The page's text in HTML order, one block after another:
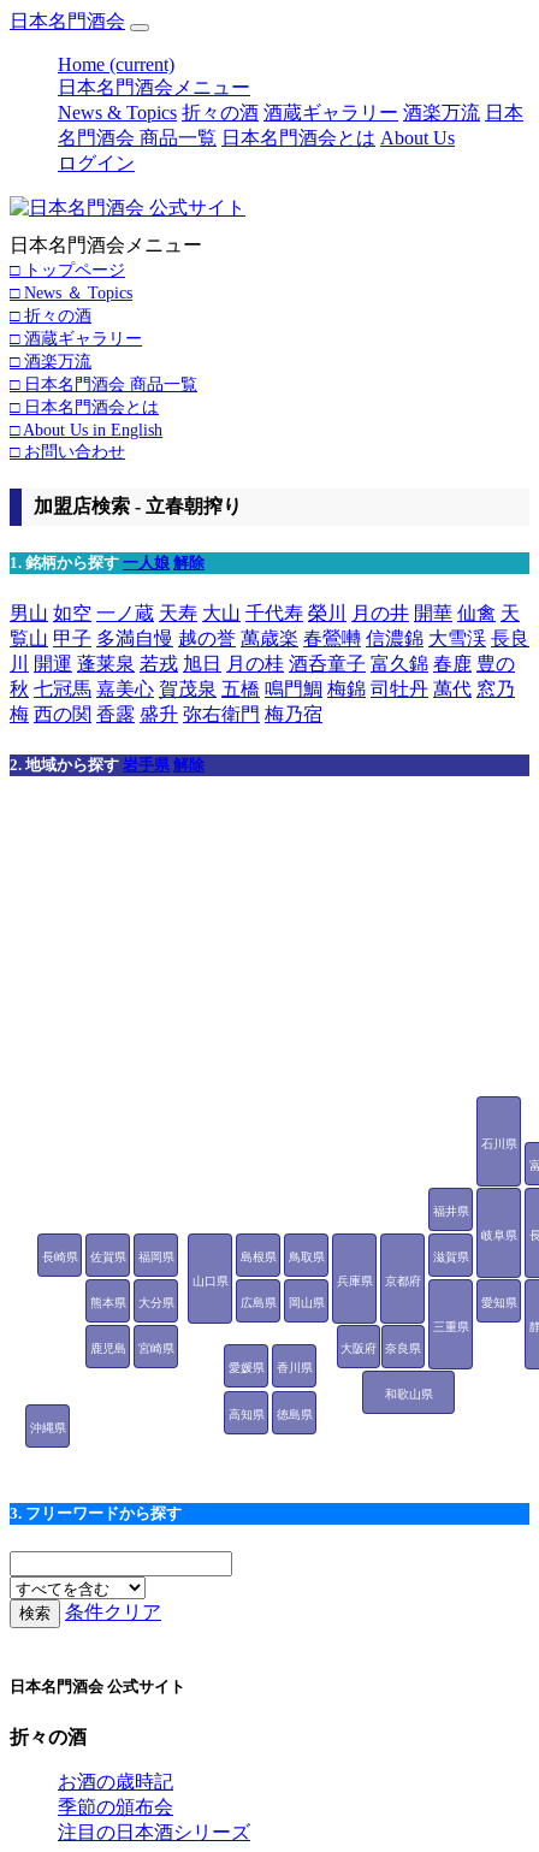
日本名門酒会
Home (current)
日本名門酒会メニュー
News & Topics 折々の酒 酒蔵ギャラリー 酒楽万流 日本
名門酒会 商品一覧 日本名門酒会とは About Us
ログイン
日本名門酒会メニュー
□ トップページ
□ News ＆ Topics
□ 折々の酒
□ 酒蔵ギャラリー
□ 酒楽万流
□ 日本名門酒会 商品一覧
□ 日本名門酒会とは
□ About Us in English
□ お問い合わせ
加盟店検索 - 立春朝搾り
1. 銘柄から探す 一人娘 解除
男山 如空 一ノ蔵 天寿 大山 千代寿 榮川 月の井 開華 仙禽 天
覧山 甲子 多満自慢 越の誉 萬歳楽 春鶯囀 信濃錦 大雪渓 長良
川
開運 蓬莱泉 若戎 旭日 月の桂 酒呑童子 富久錦 春鹿 豊の
秋 七冠馬 嘉美心 賀茂泉 五橋 鳴門鯛 梅錦 司牡丹 萬代 窓乃
梅 西の関 香露 盛升 弥右衛門 梅乃宿
2. 地域から探す 岩手県 解除
石川県
福井県
岐阜県
愛知県
三重県
滋賀県
京都府
大阪府
兵庫県
奈良県
和歌山県
鳥取県
島根県
岡山県
広島県
山口県
徳島県
香川県
愛媛県
高知県
福岡県
佐賀県
長崎県
熊本県 大分県
宮崎県
鹿児島
沖縄県
3. フリーワードから探す
条件クリア
日本名門酒会 公式サイト
折々の酒
お酒の歳時記
季節の頒布会
注目の日本酒シリーズ